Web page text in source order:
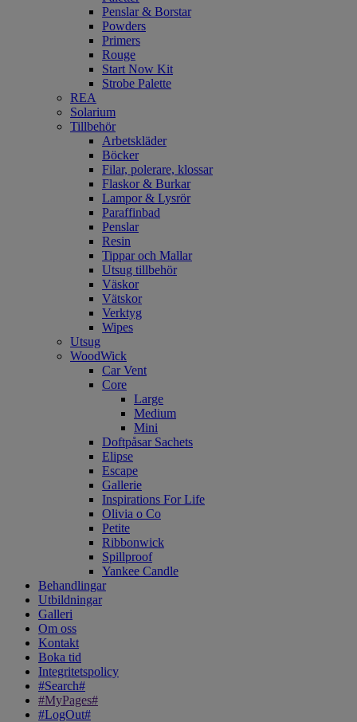
Penslar & Borstar
Powders
Primers
Rouge
Start Now Kit
Strobe Palette
REA
Solarium
Tillbehör
Arbetskläder
Böcker
Filar, polerare, klossar
Flaskor & Burkar
Lampor & Lysrör
Paraffinbad
Penslar
Resin
Tippar och Mallar
Utsug tillbehör
Väskor
Vätskor
Verktyg
Wipes
Utsug
WoodWick
Car Vent
Core
Large
Medium
Mini
Doftpåsar Sachets
Elipse
Escape
Gallerie
Inspirations For Life
Olivia o Co
Petite
Ribbonwick
Spillproof
Yankee Candle
Behandlingar
Utbildningar
Galleri
Om oss
Kontakt
Boka tid
Integritetspolicy
#Search#
#MyPages#
#LogOut#